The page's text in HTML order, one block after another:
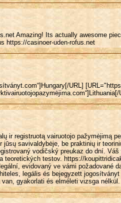
Amazing! Its actually awesome
https://casinoer-uden-rofus.net
URL]
ir registruotą vairuotojo pažymėjimą
savivaldybėje, be praktinių ir
vodičský preukaz do dní.
testov. https://
evidovaný ve vámi požadované
legális és bejegyzett
gyakorlati és elméleti vizsga nélkül.